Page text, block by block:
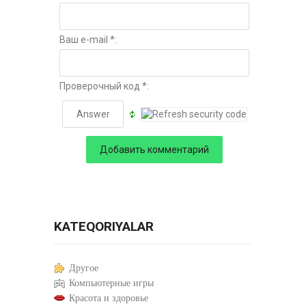
Ваш e-mail *:
Проверочный код *:
KATEQORIYALAR
Другое
Компьютерные игры
Красота и здоровье